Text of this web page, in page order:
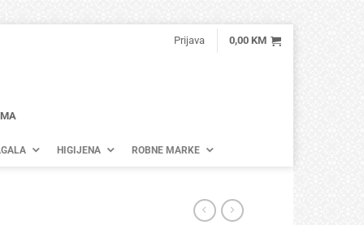
Prijava 0,00 KM
HIGIJENA ROBNE MARKE